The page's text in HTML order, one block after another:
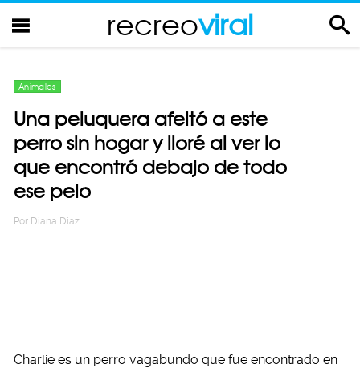
recreoviral
Animales
Una peluquera afeitó a este
perro sin hogar y lloré al ver lo
que encontró debajo de todo
ese pelo
Por Diana Diaz
Charlie es un perro vagabundo que fue encontrado en